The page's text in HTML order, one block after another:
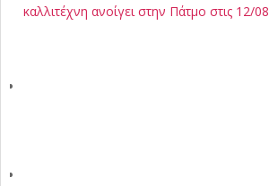
καλλιτέχνη ανοίγει στην Πάτμο στις 12/08